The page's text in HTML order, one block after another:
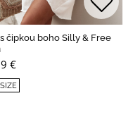
čipkou boho Silly & Free
€